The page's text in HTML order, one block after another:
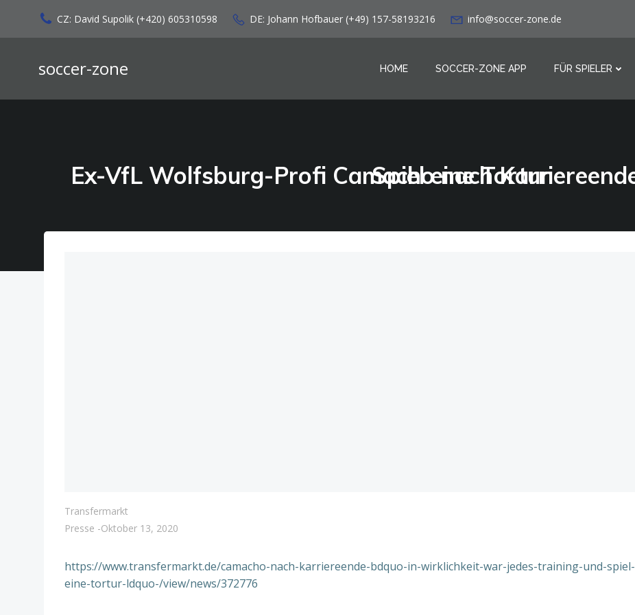
springen
CZ: David Supolik (+420) 605310598 DE: Johann Hofbauer (+49) 157-58193216 info@soccer-zone.de
soccer-zone HOME SOCCER-ZONE APP FÜR SPIELER
Ex-VfL Wolfsburg-Profi Camacho nach Karriereende: Jedes Training und Spiel eine Tortur
Transfermarkt
Presse -Oktober 13, 2020
https://www.transfermarkt.de/camacho-nach-karriereende-bdquo-in-wirklichkeit-war-jedes-training-und-spiel-
eine-tortur-ldquo-/view/news/372776